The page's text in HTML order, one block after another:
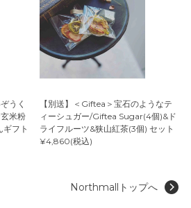
うく
米粉
フト
【別送】＜Giftea＞宝石のようなテ
ィーシュガー/Giftea Sugar(4個)&ド
ライフルーツ&狭山紅茶(3個) セット
¥4,860(税込)
Northmallトップへ